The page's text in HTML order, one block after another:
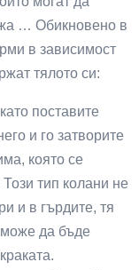
… Обикновено в
в зависимост
тялото си:
поставите
и го затворите
която се
тип колани не
и в гърдите, тя
да бъде